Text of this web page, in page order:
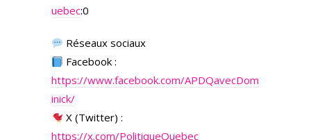
uebec:0
Réseaux sociaux
Facebook :
https://www.facebook.com/APDQavecDom
inick/
X (Twitter) :
https://x.com/PolitiqueQuebec